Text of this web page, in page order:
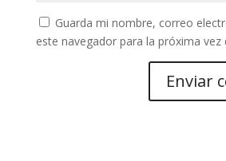
Guarda mi nombre, correo
este navegador para la próxima vez